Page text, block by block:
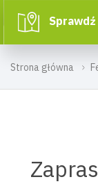
Strona główna
Sprawdź